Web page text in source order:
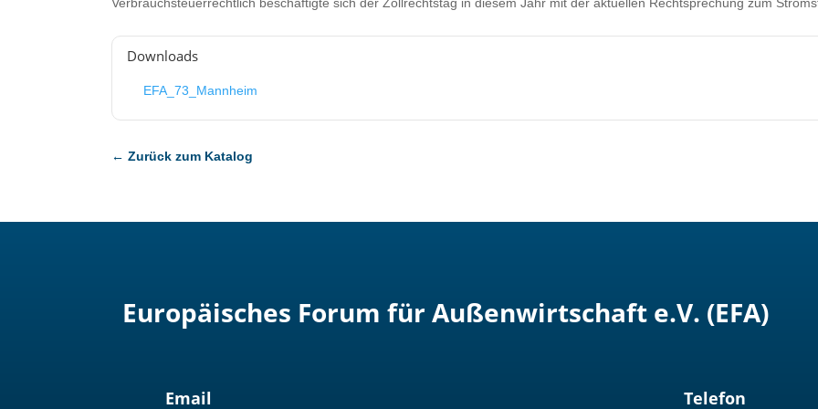
Downloads
EFA_73_Mannheim
← Zurück zum Katalog
Europäisches Forum für Außenwirtschaft e.V. (EFA)
Email Telefon